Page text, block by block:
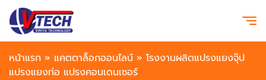
หน้าแรก » แคตตาล็อกออนไลน์ » โรงงานผลิตแปรงแยงจุ๊ป
แปรงแยงท่อ แปรงคอนเดนเซอร์